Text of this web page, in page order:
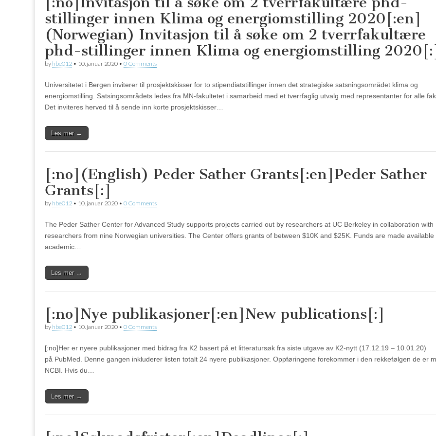
stillinger innen Klima og energiomstilling 2020[:en]
(Norwegian) Invitasjon til å søke om 2 tverrfakultære
phd-stillinger innen Klima og energiomstilling 2020[:]
by hbe012 • 10. januar 2020 • 0 Comments
Universitetet i Bergen inviterer til prosjektskisser for to stipendiatstillinger innen det strategiske satsningsområdet klima og
energiomstilling. Satsingsområdets ledes fra MN-fakultetet i samarbeid med et tverrfaglig utvalg med representanter for alle
Det inviteres herved til å sende inn korte prosjektskisser…
Les mer →
[:no](English) Peder Sather Grants[:en]Peder Sather
Grants[:]
by hbe012 • 10. januar 2020 • 0 Comments
The Peder Sather Center for Advanced Study supports projects carried out by researchers at UC Berkeley in collaboration with
researchers from nine Norwegian universities. The Center offers grants of between $10K and $25K. Funds are made available
academic…
Les mer →
[:no]Nye publikasjoner[:en]New publications[:]
by hbe012 • 10. januar 2020 • 0 Comments
[:no]Her er nyere publikasjoner med bidrag fra K2 basert på et litteratursøk fra siste utgave av K2-nytt (17.12.19 – 10.01.20)
på PubMed. Denne gangen inkluderer listen totalt 24 nyere publikasjoner. Oppføringene forekommer i den rekkefølgen de er
NCBI. Hvis du…
Les mer →